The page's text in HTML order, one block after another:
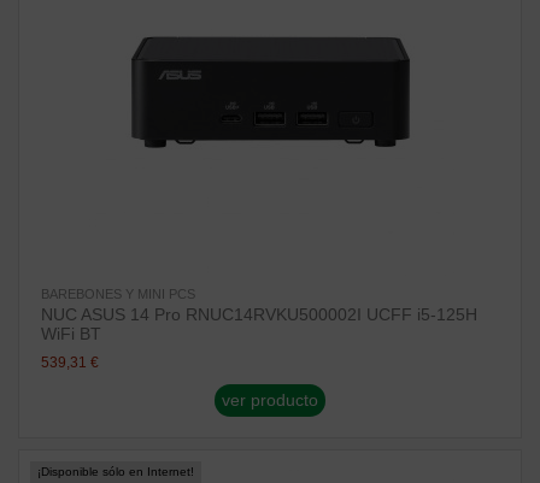
BAREBONES Y MINI PCS
NUC ASUS 14 Pro RNUC14RVKU500002I UCFF i5-125H
WiFi BT
539,31 €
ver producto
¡Disponible sólo en Internet!